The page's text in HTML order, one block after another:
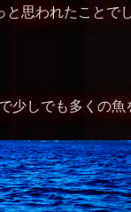
思われたことで
少しでも多くの